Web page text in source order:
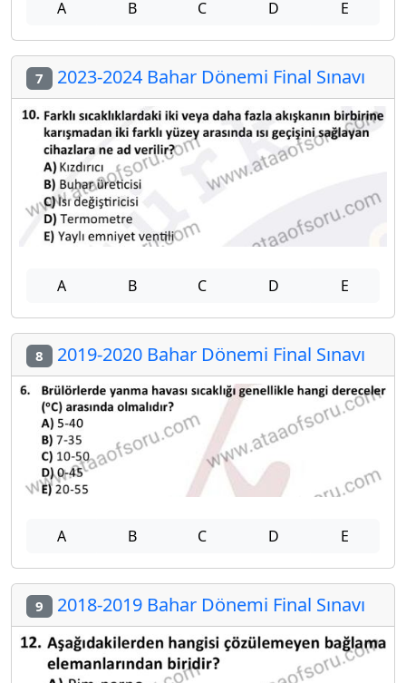
A B C D E
7 2023-2024 Bahar Dönemi Final Sınavı
A B C D E
8 2019-2020 Bahar Dönemi Final Sınavı
A B C D E
9 2018-2019 Bahar Dönemi Final Sınavı